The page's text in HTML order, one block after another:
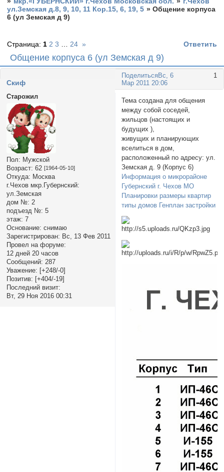
ул.Земская д.8, 9, 10, 11 Кор.15, 6, 19, 5 »Общение корпуса
6 (ул Земская д 9)
Общение корпуса 6 (ул Земская д 9)
Страница: 1 2 3 24 » Ответить
Поделиться 1
Вс, 6
Мар 2011 20:06
Cкиф
Старожил
Пол: Мужской
Возраст: 62 [1964-05-10]
Откуда: Москва
г.Чехов мкр.Губернский:
ул.Земская
дом №: 2
подъезд №: 5
этаж: 7
Основание: снимаю
Зарегистрирован: Вс, 13 Фев 2011
Провел на форуме:
12 дней 20 часов
Сообщений: 287
Уважение: [+248/-0]
Позитив: [+404/-19]
Последний визит:
Вт, 29 Ноя 2016 00:31
Тема создана для общения
между собой соседей,
жильцов (настоящих и
будущих ),
живущих и планирующих
вселиться в дом,
расположенный по адресу: ул.
Земская д. 9 (Корпус 6)
Информация о микрорайоне
Губернский г. Чехов МО
Планировки размеры квартир
типы домов Генплан застройки